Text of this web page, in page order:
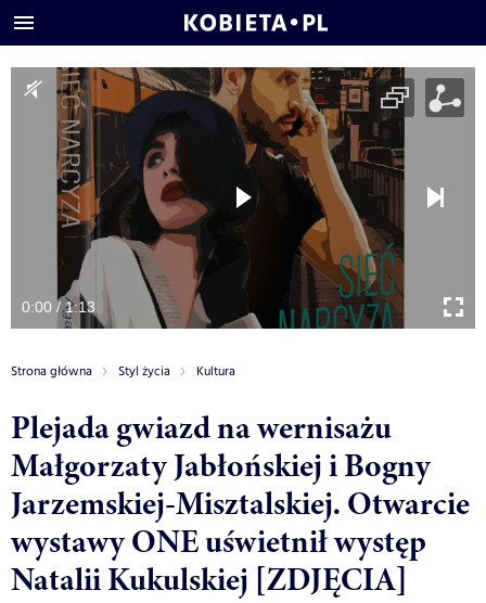
0:00 / 1:13
Strona główna Styl życia Kultura
Plejada gwiazd na wernisażu
Małgorzaty Jabłońskiej i Bogny
Jarzemskiej-Misztalskiej. Otwarcie
wystawy ONE uświetnił występ
Natalii Kukulskiej [ZDJĘCIA]